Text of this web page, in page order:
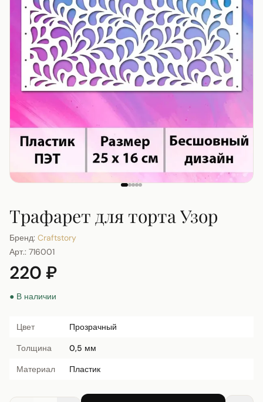
Трафарет для торта Узор
Бренд: Craftstory
Арт.: 716001
220 ₽
● В наличии
Цвет
Прозрачный
Толщина
0,5 мм
Материал
Пластик